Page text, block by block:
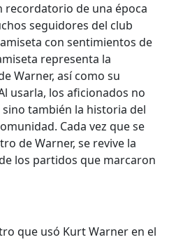
recordatorio de una época
seguidores del club
con sentimientos de
representa la
Warner, así como su
usarla, los aficionados no
también la historia del
Cada vez que se
de Warner, se revive la
los partidos que marcaron
que usó Kurt Warner en el